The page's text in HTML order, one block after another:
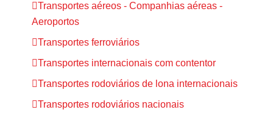
Transportes aéreos - Companhias aéreas -
Aeroportos
Transportes ferroviários
Transportes internacionais com contentor
Transportes rodoviários de lona internacionais
Transportes rodoviários nacionais